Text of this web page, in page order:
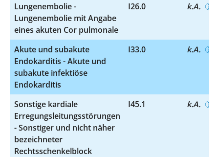
Lungenembolie -
Lungenembolie mit Angabe
eines akuten Cor pulmonale
I26.0 k.A.
Akute und subakute
Endokarditis - Akute und
subakute infektiöse
Endokarditis
I33.0 k.A.
Sonstige kardiale
Erregungsleitungsstörungen
- Sonstiger und nicht näher
bezeichneter
Rechtsschenkelblock
I45.1 k.A.